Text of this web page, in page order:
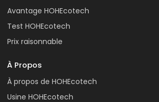
Avantage HOHEcotech
Test HOHEcotech
Prix raisonnable
À Propos
À propos de HOHEcotech
Usine HOHEcotech